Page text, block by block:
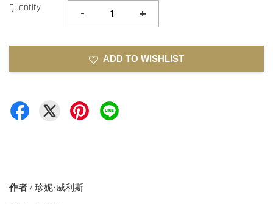
Quantity - +
ADD TO WISHLIST
作者 / 珍妮·威利斯